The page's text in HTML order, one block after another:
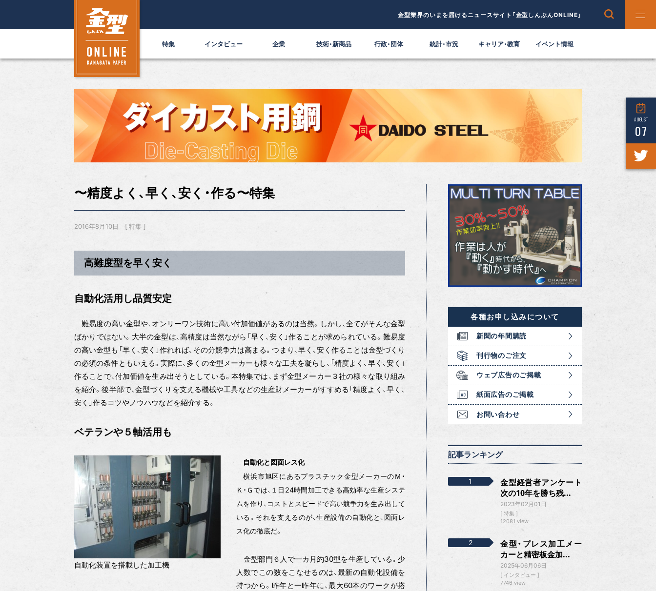
金型業界のいまを届けるニュースサイト「金型しんぶんONLINE」
特集 インタビュー 企業 技術・新商品 行政・団体 統計・市況 キャリア・教育 イベント情報
AUGUST
07
〜精度よく、早く、安く・作る〜特集
2016年8月10日 特集
高難度型を早く安く
自動化活用し品質安定
難易度の高い金型や、オンリーワン技術に高い付加価値があるのは当然。しかし、全てがそんな金型
ばかりではない。大半の金型は、高精度は当然ながら「早く、安く」作ることが求められている。難易度
の高い金型も「早く、安く」作れれば、その分競争力は高まる。つまり、早く、安く作ることは金型づくり
の必須の条件ともいえる。実際に、多くの金型メーカーも様々な工夫を凝らし、「精度よく、早く、安く」
作ることで、付加価値を生み出そうとしている。本特集では、まず金型メーカー３社の様々な取り組み
を紹介。後半部で、金型づくりを支える機械や工具などの生産財メーカーがすすめる「精度よく、早く、
安く」作るコツやノウハウなどを紹介する。
ベテランや５軸活用も
自動化装置を搭載した加工機
自動化と図面レス化
横浜市旭区にあるプラスチック金型メーカーのＭ・
Ｋ・Ｇでは、１日24時間加工できる高効率な生産システ
ムを作り、コストとスピードで高い競争力を生み出して
いる。それを支えるのが、生産設備の自動化と、図面レ
ス化の徹底だ。
金型部門６人で一カ月約30型を生産している。少
人数でこの数をこなせるのは、最新の自動化設備を
持つから。昨年と一昨年に、最大60本のワークが搭
各種お申し込みについて
新聞の年間購読
刊行物のご注文
ウェブ広告のご掲載
紙面広告のご掲載
お問い合わせ
記事ランキング
金型経営者アンケート
次の10年を勝ち残...
2023年02月01日
特集
12081 view
金型・プレス加工メー
カーと精密板金加...
2025年06月06日
インタビュー
7746 view